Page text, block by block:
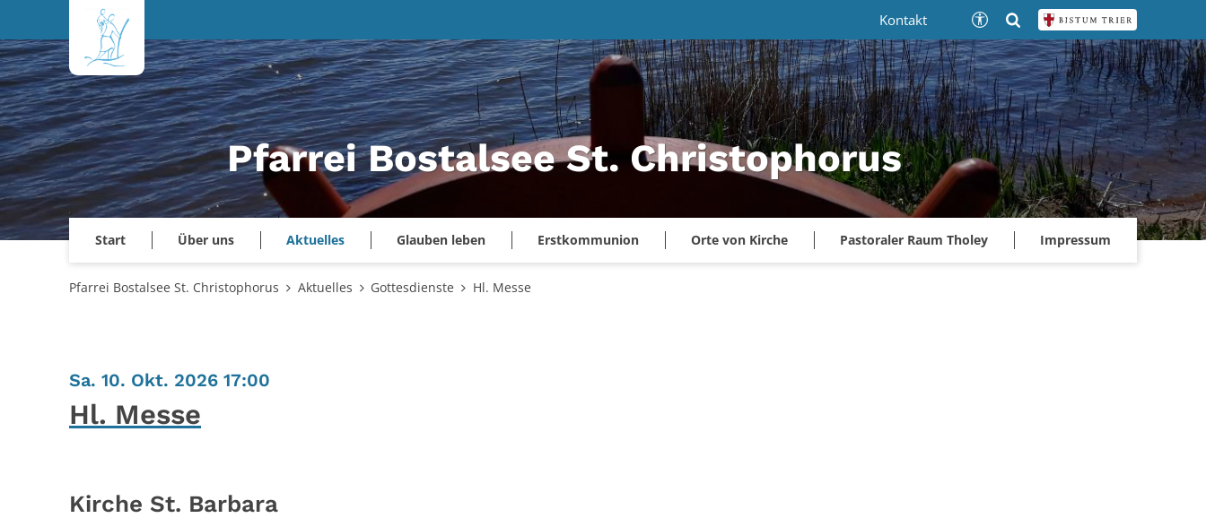
Zum Inhalt springen
Pfarrei Bostalsee St. Christophorus
Start Über uns Aktuelles Glauben leben Erstkommunion Orte von Kirche Pastoraler Raum Tholey Impressum
Kontakt
Pfarrei Bostalsee St. Christophorus Aktuelles Gottesdienste Hl. Messe
Sa. 10. Okt. 2026 17:00
Hl. Messe
Kirche St. Barbara